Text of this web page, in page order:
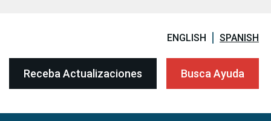
ENGLISH SPANISH
Receba Actualizaciones Busca Ayuda